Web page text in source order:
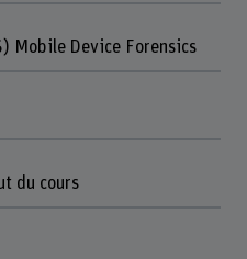
Mobile Device Forensics
du cours